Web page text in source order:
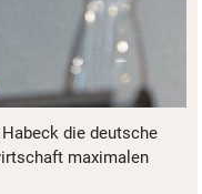
die deutsche
maximalen